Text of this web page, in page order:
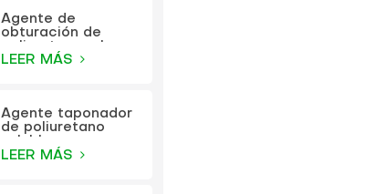
Agente de
obturación de
de aceite KEZU
LEER MÁS
Agente taponador
de poliuretano
KEZU
LEER MÁS